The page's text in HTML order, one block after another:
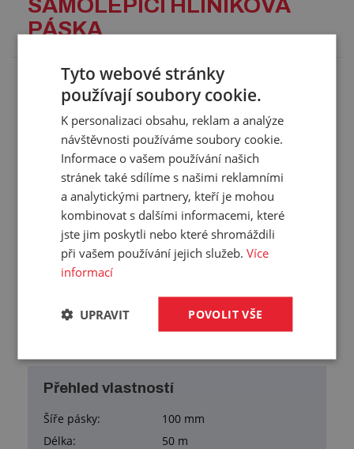
SAMOLEPICÍ HLINÍKOVÁ
PÁSKA
Hliníková samolepicí páska určená pro těsnění
vzduchovodů, vhodná pro vnitřní i venkovní použití.
Použití:
určena pro krytí, opravy, izolování a utěsnění
ventilačních a klimatizačních systémů
stříbrný povrch pásky slouží i jako odrazová vrstva
světelné a tepelné energie
Technické parametry:
materiál: hliníková fólie s akrylátovou lepivou vrstvou
tloušťka: 0,026 mm
pracovní tlak: 1 000 Pa
teplotní odolnost pásky: -30 °C/+120 °C
montážní teplota: +5 °C/+ 40 °C
Přehled vlastností
Šíře pásky:
100 mm
Délka:
50 m
Tyto webové stránky
používají soubory cookie.
K personalizaci obsahu, reklam a analýze
návštěvnosti používáme soubory cookie.
Informace o vašem používání našich
stránek také sdílíme s našimi reklamními
a analytickými partnery, kteří je mohou
kombinovat s dalšími informacemi, které
jste jim poskytli nebo které shromáždili
při vašem používání jejich služeb.Více
informací
POVOLIT VŠE
UPRAVIT